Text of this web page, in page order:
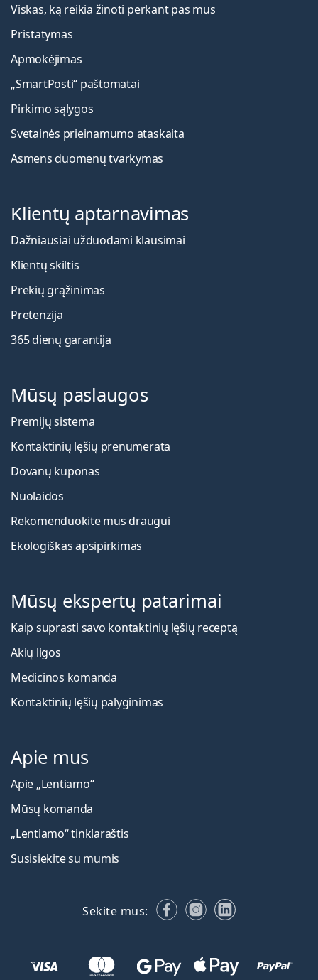
Viskas, ką reikia žinoti perkant pas mus
Pristatymas
Apmokėjimas
„SmartPosti“ paštomatai
Pirkimo sąlygos
Svetainės prieinamumo ataskaita
Asmens duomenų tvarkymas
Klientų aptarnavimas
Dažniausiai užduodami klausimai
Klientų skiltis
Prekių grąžinimas
Pretenzija
365 dienų garantija
Mūsų paslaugos
Premijų sistema
Kontaktinių lęšių prenumerata
Dovanų kuponas
Nuolaidos
Rekomenduokite mus draugui
Ekologiškas apsipirkimas
Mūsų ekspertų patarimai
Kaip suprasti savo kontaktinių lęšių receptą
Akių ligos
Medicinos komanda
Kontaktinių lęšių palyginimas
Apie mus
Apie „Lentiamo“
Mūsų komanda
„Lentiamo“ tinklaraštis
Susisiekite su mumis
Sekite mus: FacebookInstagram
LinkedIn